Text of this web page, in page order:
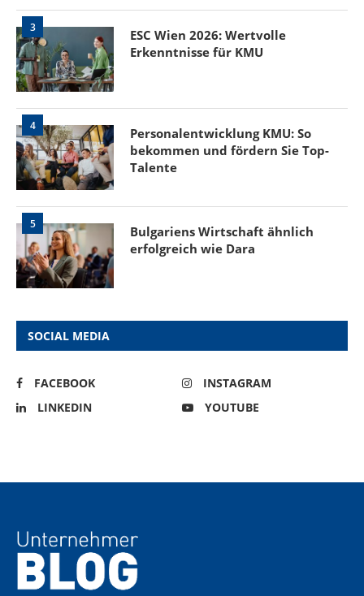
3
ESC Wien 2026: Wertvolle
Erkenntnisse für KMU
4
Personalentwicklung KMU: So
bekommen und fördern Sie Top-
Talente
5
Bulgariens Wirtschaft ähnlich
erfolgreich wie Dara
SOCIAL MEDIA
FACEBOOK
INSTAGRAM
LINKEDIN
YOUTUBE